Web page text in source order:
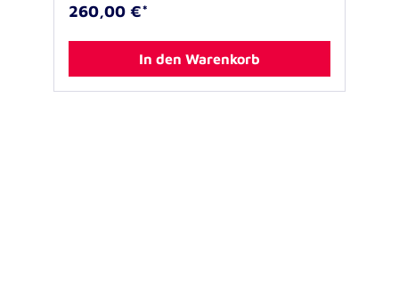
260,00 €*
In den Warenkorb